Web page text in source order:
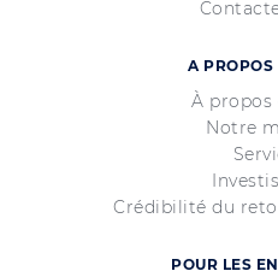
A PROPOS
À propos
Notre
Crédibilité du
POUR LES